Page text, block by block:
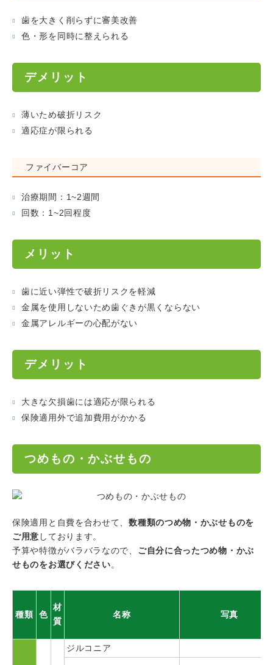
歯を大きく削らずに審美改善
色・形を同時に整えられる
デメリット
薄いため破折リスク
適応症が限られる
ファイバーコア
治療期間：1~2週間
回数：1~2回程度
メリット
歯に近い弾性で破折リスクを軽減
金属を使用しないため歯ぐきが黒くならない
金属アレルギーの心配がない
デメリット
大きな欠損歯には適応が限られる
保険適用外で追加費用がかかる
つめもの・かぶせもの
保険適用と自費を合わせて、数種類のつめ物・かぶせものを
ご用意 しております。
予算や特徴がバラバラなので、 ご自分に合ったつめ物・かぶ
せものをお選びください。
種類 色
材
質
名称 写真
ジルコニア